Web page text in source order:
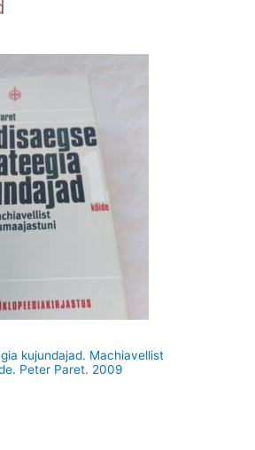
kujundajad. Machiavellist
Peter Paret. 2009